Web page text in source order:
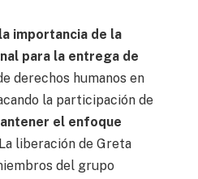
importancia de la
para la entrega de
derechos humanos en
la participación de
el enfoque
liberación de Greta
del grupo